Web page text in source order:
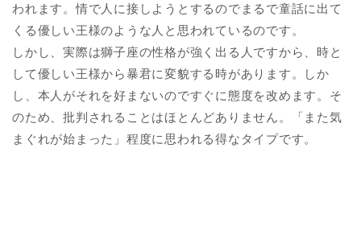
われます。情で人に接しようとするのでまるで童話に出て
くる優しい王様のような人と思われているのです。
しかし、実際は獅子座の性格が強く出る人ですから、時と
して優しい王様から暴君に変貌する時があります。しか
し、本人がそれを好まないのですぐに態度を改めます。そ
のため、批判されることはほとんどありません。「また気
まぐれが始まった」程度に思われる得なタイプです。